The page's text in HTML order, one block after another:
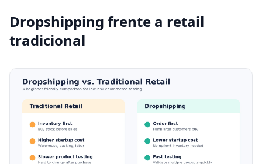
Dropshipping frente a retail
tradicional